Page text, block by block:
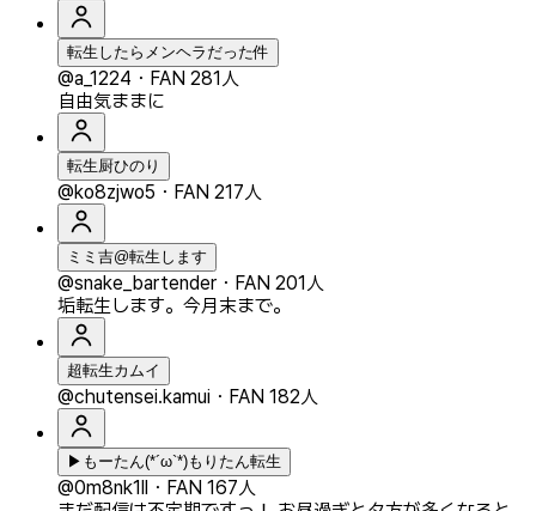
転生したらメンヘラだった件
@a_1224 ・ FAN 281人
自由気ままに
転生厨ひのり
@ko8zjwo5 ・ FAN 217人
ミミ吉@転生します
@snake_bartender ・ FAN 201人
垢転生します。今月末まで。
超転生カムイ
@chutensei.kamui ・ FAN 182人
▶︎もーたん(*´ω`*)もりたん転生
@0m8nk1ll ・ FAN 167人